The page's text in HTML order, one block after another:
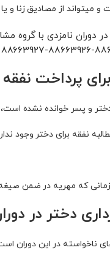
از مصادیق زنا و یا
نامزدی با گروه
ارتباط باشید.
پرداخت
و پسر خوانده نشده
نفقه برای دختر وجود
زمانی که مهریه در ضمن
دختر در
ناخواسته در این دوران